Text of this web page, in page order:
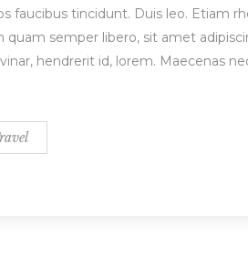
faucibus tincidunt. Duis leo. Etiam
semper libero, sit amet
hendrerit id, lorem. Maecenas